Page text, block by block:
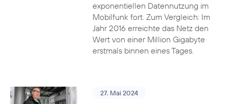
exponentiellen Datennutzung im
Mobilfunk fort. Zum Vergleich: Im
Jahr 2016 erreichte das Netz den
Wert von einer Million Gigabyte
erstmals binnen eines Tages.
27. Mai 2024